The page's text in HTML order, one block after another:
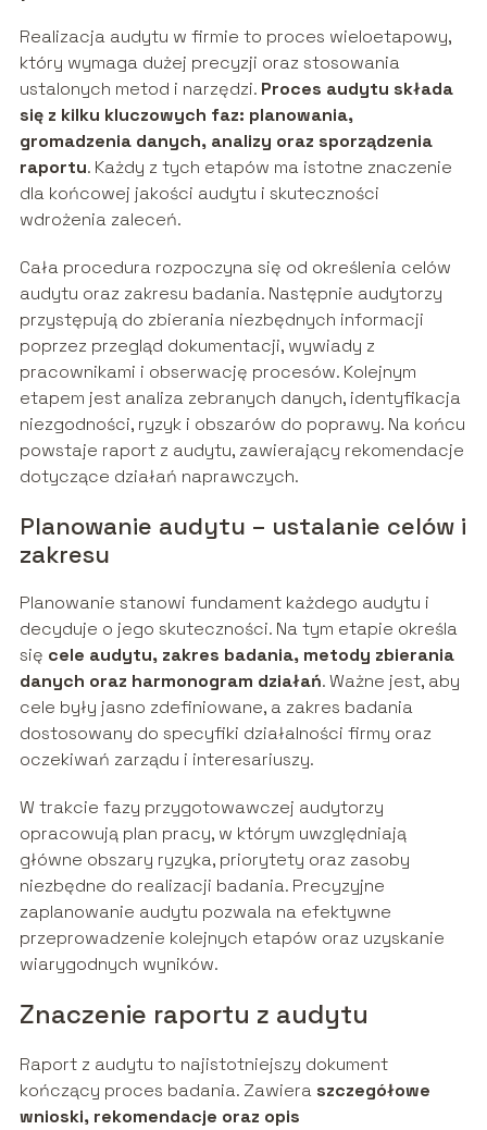
Realizacja audytu w firmie to proces wieloetapowy,
który wymaga dużej precyzji oraz stosowania
ustalonych metod i narzędzi. Proces audytu składa
się z kilku kluczowych faz: planowania,
gromadzenia danych, analizy oraz sporządzenia
raportu. Każdy z tych etapów ma istotne znaczenie
dla końcowej jakości audytu i skuteczności
wdrożenia zaleceń.
Cała procedura rozpoczyna się od określenia celów
audytu oraz zakresu badania. Następnie audytorzy
przystępują do zbierania niezbędnych informacji
poprzez przegląd dokumentacji, wywiady z
pracownikami i obserwację procesów. Kolejnym
etapem jest analiza zebranych danych, identyfikacja
niezgodności, ryzyk i obszarów do poprawy. Na końcu
powstaje raport z audytu, zawierający rekomendacje
dotyczące działań naprawczych.
Planowanie audytu – ustalanie celów i
zakresu
Planowanie stanowi fundament każdego audytu i
decyduje o jego skuteczności. Na tym etapie określa
się cele audytu, zakres badania, metody zbierania
danych oraz harmonogram działań. Ważne jest, aby
cele były jasno zdefiniowane, a zakres badania
dostosowany do specyfiki działalności firmy oraz
oczekiwań zarządu i interesariuszy.
W trakcie fazy przygotowawczej audytorzy
opracowują plan pracy, w którym uwzględniają
główne obszary ryzyka, priorytety oraz zasoby
niezbędne do realizacji badania. Precyzyjne
zaplanowanie audytu pozwala na efektywne
przeprowadzenie kolejnych etapów oraz uzyskanie
wiarygodnych wyników.
Znaczenie raportu z audytu
Raport z audytu to najistotniejszy dokument
kończący proces badania. Zawiera szczegółowe
wnioski, rekomendacje oraz opis